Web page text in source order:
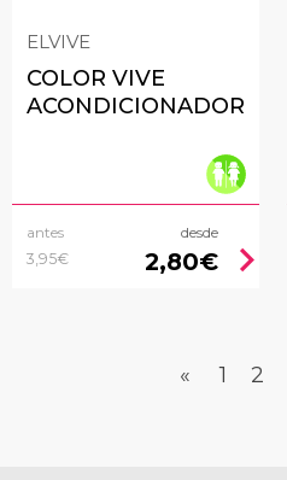
ELVIVE
COLOR VIVE
ACONDICIONADOR
antes
3,95€
desde
2,80€ chevron_right
« 1 2